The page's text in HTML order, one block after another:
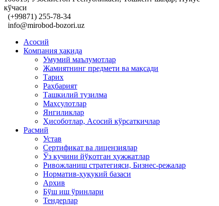
кўчаси
(+99871) 255-78-34
info@mirobod-bozori.uz
Асосий
Компания ҳақида
Умумий маълумотлар
Жамиятнинг предмети ва мақсади
Тарих
Раҳбарият
Ташкилий тузилма
Маҳсулотлар
Янгиликлар
Ҳисоботлар, Асосий кўрсаткичлар
Расмий
Устав
Сертификат ва лицензиялар
Ўз кучини йўқотган ҳужжатлар
Ривожланиш стратегияси, Бизнес-режалар
Норматив-ҳуқукий базаси
Архив
Бўш иш ўринлари
Тендерлар